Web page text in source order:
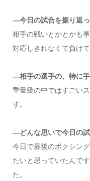
―今日の試合を振り返
相手の戦いとかとかも
対応しきれなくて負けて
―相手の選手の、特に
重量級の中ではすごい
す。
―どんな思いで今日の
今日で最後のボクシン
たいと思っていたんで
た。